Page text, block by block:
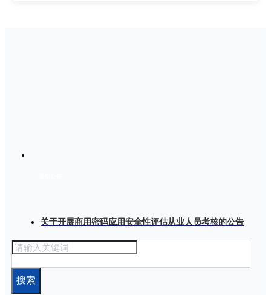
关于开展商用密码应用安全性评估从业人员考核的公告
搜索